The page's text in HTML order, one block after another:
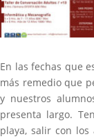
En las fechas que
más remedio que
y nuestros
presenta largo.
playa, salir con